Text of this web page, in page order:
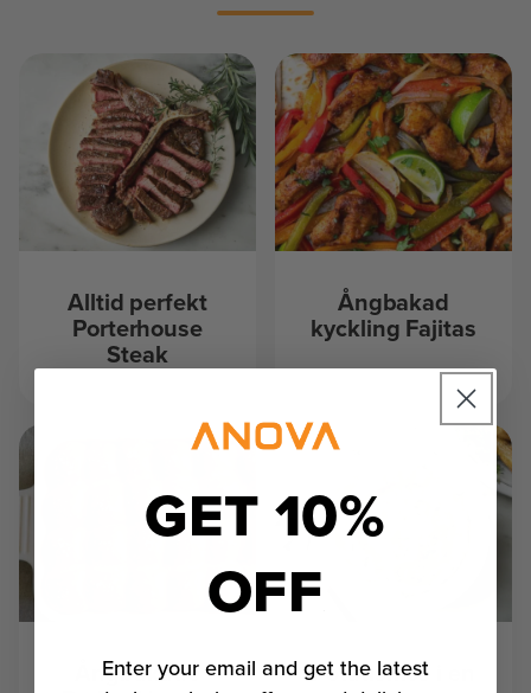
Alltid perfekt
Porterhouse
Steak
Ångbakad
kyckling Fajitas
Ångbakade Potatismos i en
GET 10%
OFF
Enter your email and get the latest